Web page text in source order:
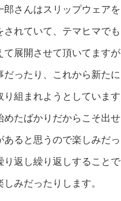
さんはスリップウェアを
されていて、テマヒマでも
て展開させて頂いてますが
ったり、これから新たに
り組まれようとしています
めたばかりだからこそ出せ
あると思うので楽しみだっ
り返し繰り返しすることで
みだったりします。